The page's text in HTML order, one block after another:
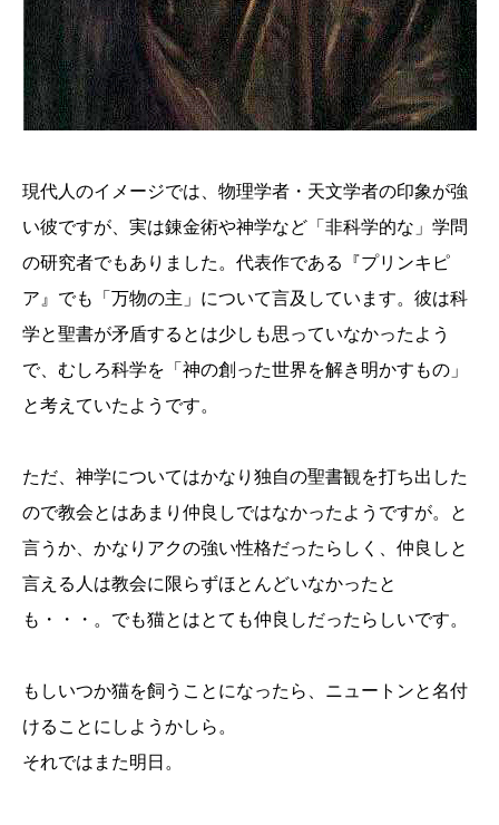
現代人のイメージでは、物理学者・天文学者の印象が強
い彼ですが、実は錬金術や神学など「非科学的な」学問
の研究者でもありました。代表作である『プリンキピ
ア』でも「万物の主」について言及しています。彼は科
学と聖書が矛盾するとは少しも思っていなかったよう
で、むしろ科学を「神の創った世界を解き明かすもの」
と考えていたようです。
ただ、神学についてはかなり独自の聖書観を打ち出した
ので教会とはあまり仲良しではなかったようですが。と
言うか、かなりアクの強い性格だったらしく、仲良しと
言える人は教会に限らずほとんどいなかったと
も・・・。でも猫とはとても仲良しだったらしいです。
もしいつか猫を飼うことになったら、ニュートンと名付
けることにしようかしら。
それではまた明日。